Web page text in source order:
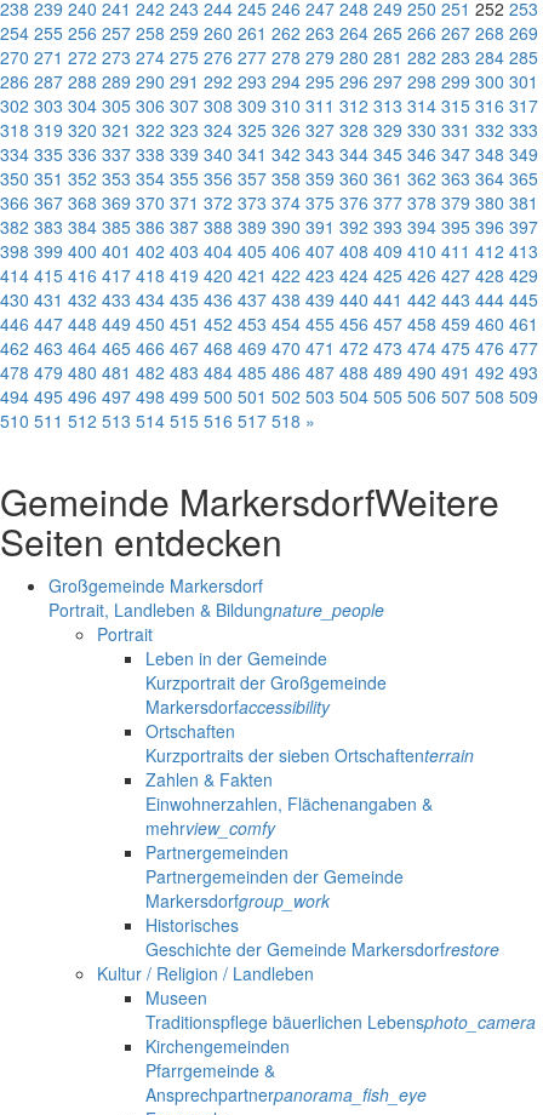
238 239 240 241 242 243 244 245 246 247 248 249 250 251 252 253
254 255 256 257 258 259 260 261 262 263 264 265 266 267 268 269
270 271 272 273 274 275 276 277 278 279 280 281 282 283 284 285
286 287 288 289 290 291 292 293 294 295 296 297 298 299 300 301
302 303 304 305 306 307 308 309 310 311 312 313 314 315 316 317
318 319 320 321 322 323 324 325 326 327 328 329 330 331 332 333
334 335 336 337 338 339 340 341 342 343 344 345 346 347 348 349
350 351 352 353 354 355 356 357 358 359 360 361 362 363 364 365
366 367 368 369 370 371 372 373 374 375 376 377 378 379 380 381
382 383 384 385 386 387 388 389 390 391 392 393 394 395 396 397
398 399 400 401 402 403 404 405 406 407 408 409 410 411 412 413
414 415 416 417 418 419 420 421 422 423 424 425 426 427 428 429
430 431 432 433 434 435 436 437 438 439 440 441 442 443 444 445
446 447 448 449 450 451 452 453 454 455 456 457 458 459 460 461
462 463 464 465 466 467 468 469 470 471 472 473 474 475 476 477
478 479 480 481 482 483 484 485 486 487 488 489 490 491 492 493
494 495 496 497 498 499 500 501 502 503 504 505 506 507 508 509
510 511 512 513 514 515 516 517 518 »
Gemeinde MarkersdorfWeitere
Seiten entdecken
Großgemeinde Markersdorf
Portrait, Landleben & Bildungnature_people
Portrait
Leben in der Gemeinde
Kurzportrait der Großgemeinde
Markersdorfaccessibility
Ortschaften
Kurzportraits der sieben Ortschaftenterrain
Zahlen & Fakten
Einwohnerzahlen, Flächenangaben &
mehrview_comfy
Partnergemeinden
Partnergemeinden der Gemeinde
Markersdorfgroup_work
Historisches
Geschichte der Gemeinde Markersdorfrestore
Kultur / Religion / Landleben
Museen
Traditionspflege bäuerlichen Lebensphoto_camera
Kirchengemeinden
Pfarrgemeinde &
Ansprechpartnerpanorama_fish_eye